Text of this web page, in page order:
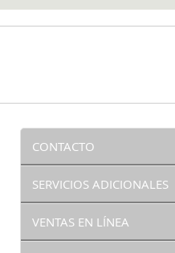
CONTACTO
SERVICIOS ADICIONALES
VENTAS EN LÍNEA